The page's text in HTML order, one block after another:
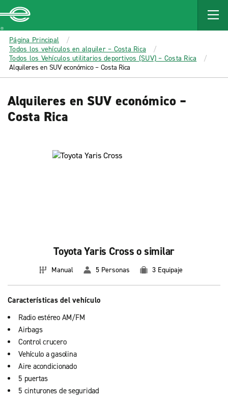
MAIN
CONTENT
Enterprise
Página Principal
Todos los vehículos en alquiler – Costa Rica
Todos los Vehículos utilitarios deportivos (SUV) – Costa Rica
Alquileres en SUV económico – Costa Rica
Alquileres en SUV económico –
Costa Rica
Toyota Yaris Cross o similar
Manual 5 Personas 3 Equipaje
Características del vehículo
Radio estéreo AM/FM
Airbags
Control crucero
Vehículo a gasolina
Aire acondicionado
5 puertas
5 cinturones de seguridad